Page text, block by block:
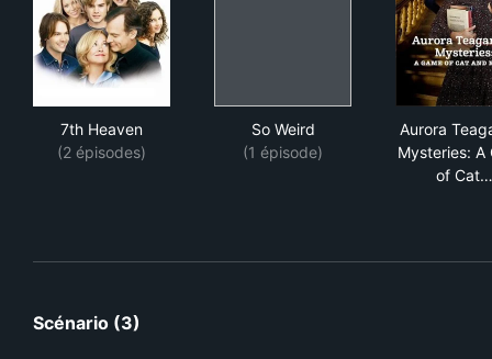
7th Heaven
(2 épisodes)
So Weird
(1 épisode)
Aurora
Mysteries: A
of Cat…
Scénario (3)